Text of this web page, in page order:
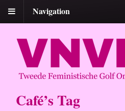
Navigation
Café’s Tag